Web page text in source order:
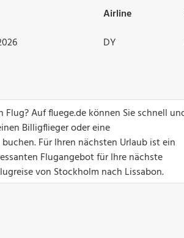
Airline
DY
Auf fluege.de können Sie schnell
Billigflieger oder eine
Für Ihren nächsten Urlaub ist ein
Flugangebot für Ihre nächste
von Stockholm nach Lissabon.